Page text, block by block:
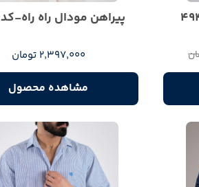
پیراهن مودال راه راه-کد5266
2,397,000 تومان
مشاهده محصول